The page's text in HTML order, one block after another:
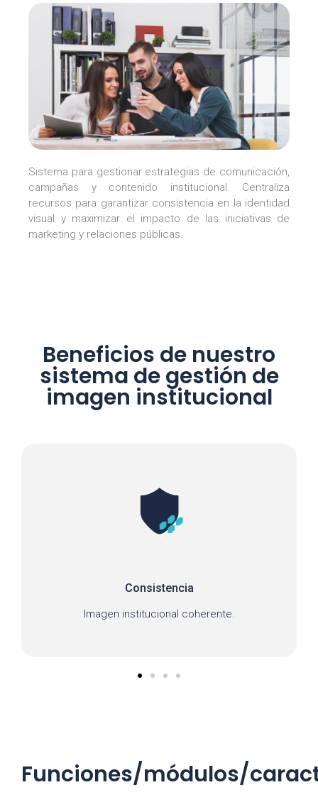
Sistema para gestionar estrategias de comunicación,
campañas y contenido institucional. Centraliza
recursos para garantizar consistencia en la identidad
visual y maximizar el impacto de las iniciativas de
marketing y relaciones públicas.
Beneficios de nuestro
sistema de gestión de
imagen institucional
Consistencia
Imagen institucional coherente.
Funciones/módulos/